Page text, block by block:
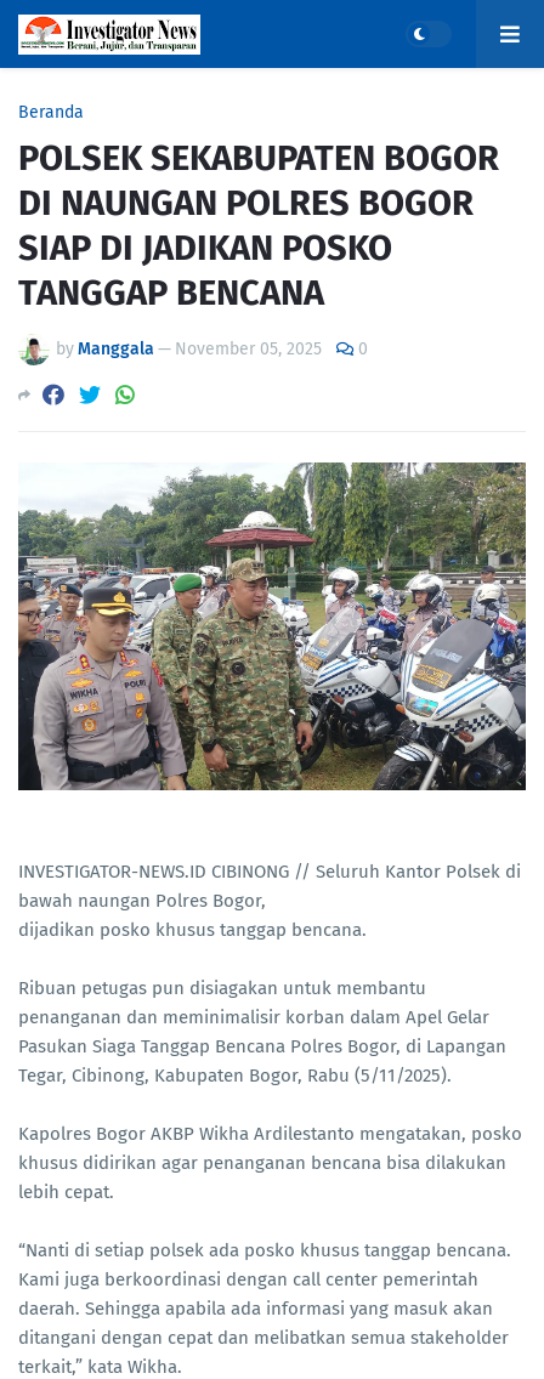
Beranda
POLSEK SEKABUPATEN BOGOR
DI NAUNGAN POLRES BOGOR
SIAP DI JADIKAN POSKO
TANGGAP BENCANA
byManggala — November 05, 2025 0
INVESTIGATOR-NEWS.ID CIBINONG // Seluruh Kantor Polsek di
bawah naungan Polres Bogor,
dijadikan posko khusus tanggap bencana.
Ribuan petugas pun disiagakan untuk membantu
penanganan dan meminimalisir korban dalam Apel Gelar
Pasukan Siaga Tanggap Bencana Polres Bogor, di Lapangan
Tegar, Cibinong, Kabupaten Bogor, Rabu (5/11/2025).
Kapolres Bogor AKBP Wikha Ardilestanto mengatakan, posko
khusus didirikan agar penanganan bencana bisa dilakukan
lebih cepat.
“Nanti di setiap polsek ada posko khusus tanggap bencana.
Kami juga berkoordinasi dengan call center pemerintah
daerah. Sehingga apabila ada informasi yang masuk akan
ditangani dengan cepat dan melibatkan semua stakeholder
terkait,” kata Wikha.